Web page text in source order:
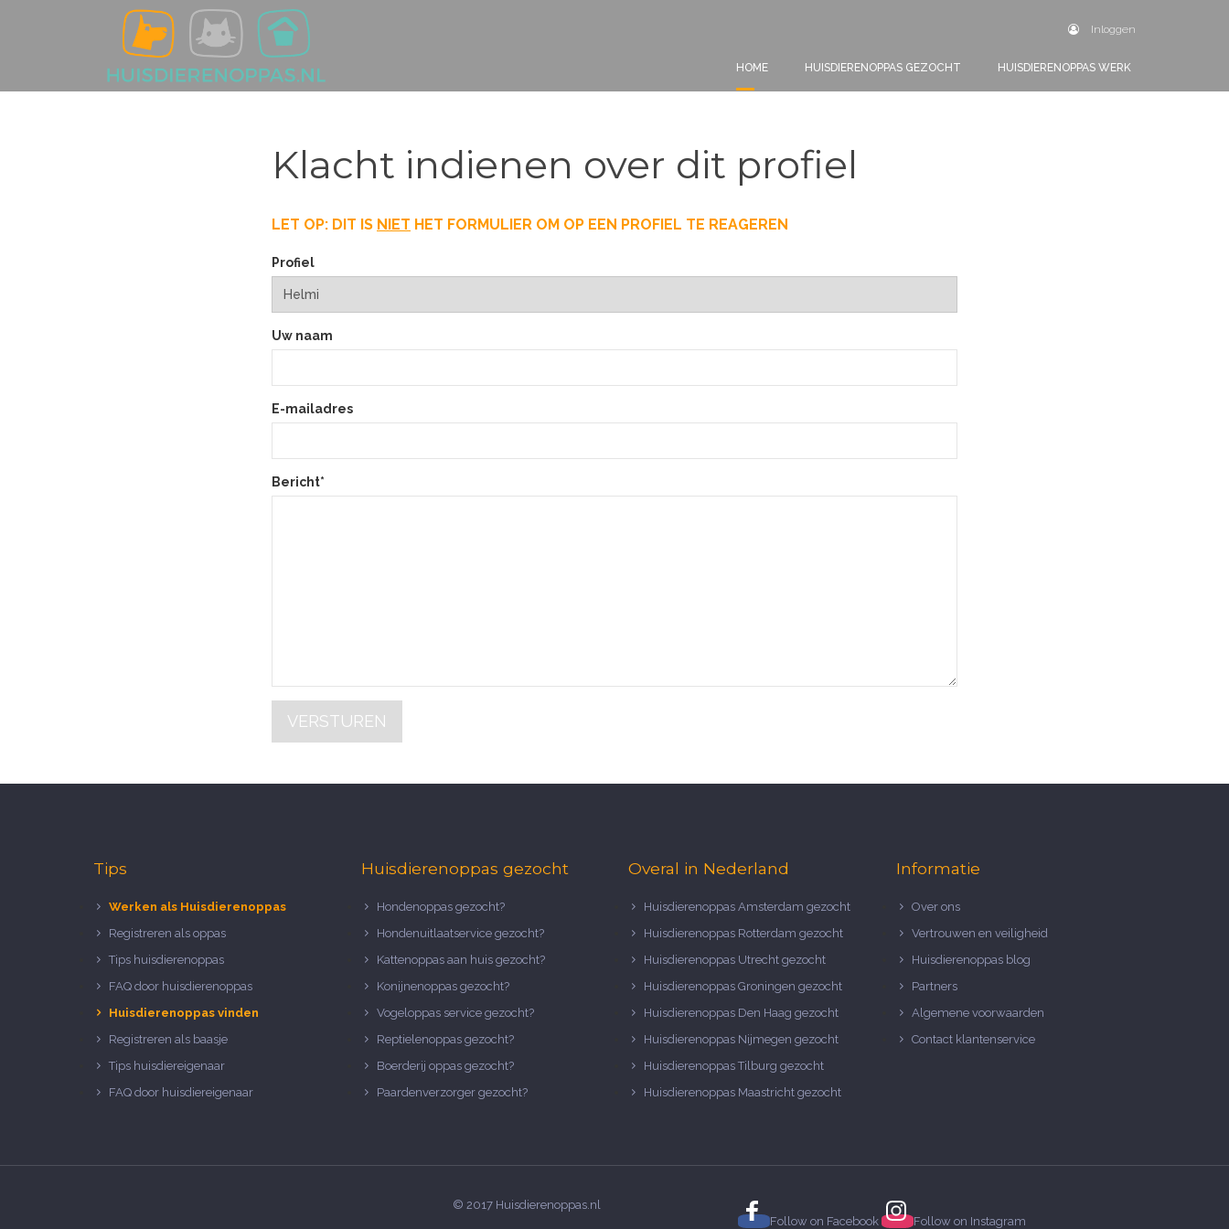
Inloggen
HOME HUISDIERENOPPAS GEZOCHT HUISDIERENOPPAS WERK
Klacht indienen over dit profiel
LET OP: DIT IS NIET HET FORMULIER OM OP EEN PROFIEL TE REAGEREN
Profiel
Uw naam
E-mailadres
Bericht*
VERSTUREN
Tips
Werken als Huisdierenoppas
Registreren als oppas
Tips huisdierenoppas
FAQ door huisdierenoppas
Huisdierenoppas vinden
Registreren als baasje
Tips huisdiereigenaar
FAQ door huisdiereigenaar
Huisdierenoppas gezocht
Hondenoppas gezocht?
Hondenuitlaatservice gezocht?
Kattenoppas aan huis gezocht?
Konijnenoppas gezocht?
Vogeloppas service gezocht?
Reptielenoppas gezocht?
Boerderij oppas gezocht?
Paardenverzorger gezocht?
Overal in Nederland
Huisdierenoppas Amsterdam gezocht
Huisdierenoppas Rotterdam gezocht
Huisdierenoppas Utrecht gezocht
Huisdierenoppas Groningen gezocht
Huisdierenoppas Den Haag gezocht
Huisdierenoppas Nijmegen gezocht
Huisdierenoppas Tilburg gezocht
Huisdierenoppas Maastricht gezocht
Informatie
Over ons
Vertrouwen en veiligheid
Huisdierenoppas blog
Partners
Algemene voorwaarden
Contact klantenservice
© 2017 Huisdierenoppas.nl
Follow on Facebook Follow on Instagram